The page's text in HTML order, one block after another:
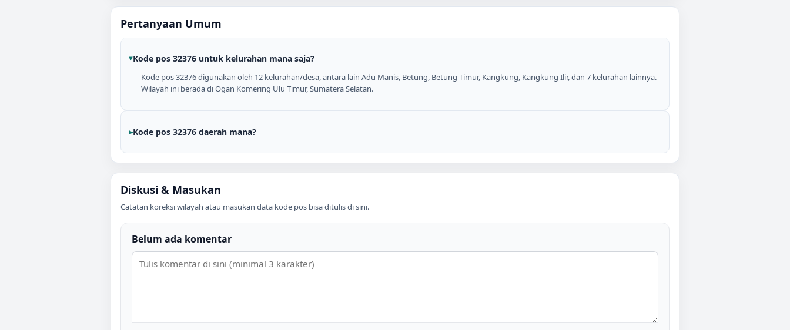
Pertanyaan Umum
Kode pos 32376 untuk kelurahan mana saja?
Kode pos 32376 digunakan oleh 12 kelurahan/desa, antara lain Adu Manis, Betung, Betung Timur, Kangkung, Kangkung Ilir, dan 7 kelurahan lainnya.
Wilayah ini berada di Ogan Komering Ulu Timur, Sumatera Selatan.
Kode pos 32376 daerah mana?
Diskusi & Masukan
Catatan koreksi wilayah atau masukan data kode pos bisa ditulis di sini.
Belum ada komentar